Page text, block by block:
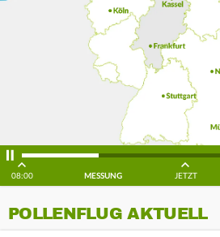
08:00 MESSUNG JETZT
POLLENFLUG AKTUELL